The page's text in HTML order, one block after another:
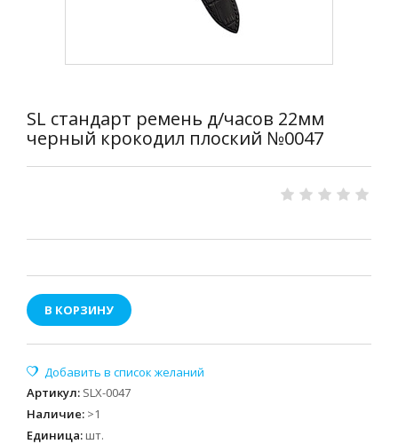
SL стандарт ремень д/часов 22мм
черный крокодил плоский №0047
В КОРЗИНУ
Артикул: SLX-0047
Наличие: >1
Единица: шт.